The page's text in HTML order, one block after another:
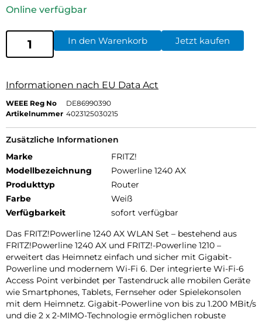
Online verfügbar
In den Warenkorb Jetzt kaufen
Informationen nach EU Data Act
WEEE Reg No
DE86990390
Artikelnummer 4023125030215
Zusätzliche Informationen
Marke
FRITZ!
Modellbezeichnung
Powerline 1240 AX
Produkttyp
Router
Farbe
Weiß
Verfügbarkeit
sofort verfügbar
Das FRITZ!Powerline 1240 AX WLAN Set – bestehend aus
FRITZ!Powerline 1240 AX und FRITZ!-Powerline 1210 –
erweitert das Heimnetz einfach und sicher mit Gigabit-
Powerline und modernem Wi-Fi 6. Der integrierte Wi-Fi-6
Access Point verbindet per Tastendruck alle mobilen Geräte
wie Smartphones, Tablets, Fernseher oder Spielekonsolen
mit dem Heimnetz. Gigabit-Powerline von bis zu 1.200 MBit/s
und die 2 x 2-MIMO-Technologie ermöglichen robuste